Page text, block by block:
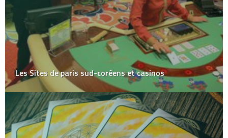
Les Sites de paris sud-coréens et casinos